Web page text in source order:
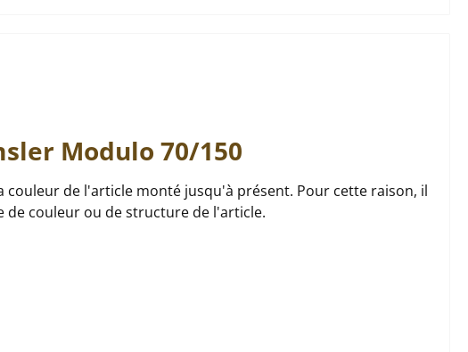
Modulo 70/150
de l'article monté jusqu'à présent. Pour cette raison, il
couleur ou de structure de l'article.